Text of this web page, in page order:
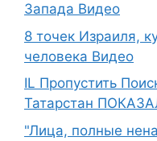
Запада Видео
8 точек Израиля,
человека Видео
IL Пропустить
Татарстан
"Лица, полные